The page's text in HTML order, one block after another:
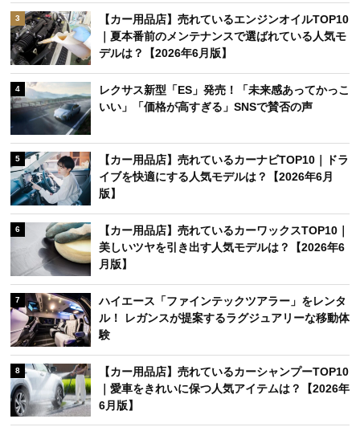
3
【カー用品店】売れているエンジンオイルTOP10
｜夏本番前のメンテナンスで選ばれている人気モ
デルは？【2026年6月版】
4
レクサス新型「ES」発売！「未来感あってかっこ
いい」「価格が高すぎる」SNSで賛否の声
5
【カー用品店】売れているカーナビTOP10｜ドラ
イブを快適にする人気モデルは？【2026年6月
版】
6
【カー用品店】売れているカーワックスTOP10｜
美しいツヤを引き出す人気モデルは？【2026年6
月版】
7
ハイエース「ファインテックツアラー」をレンタ
ル！ レガンスが提案するラグジュアリーな移動体
験
8
【カー用品店】売れているカーシャンプーTOP10
｜愛車をきれいに保つ人気アイテムは？【2026年
6月版】